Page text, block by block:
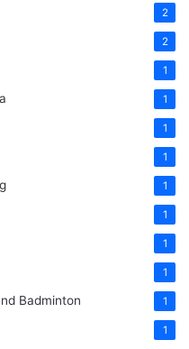
2
2
1
1
1
1
1
1
1
1
Badminton 1
1